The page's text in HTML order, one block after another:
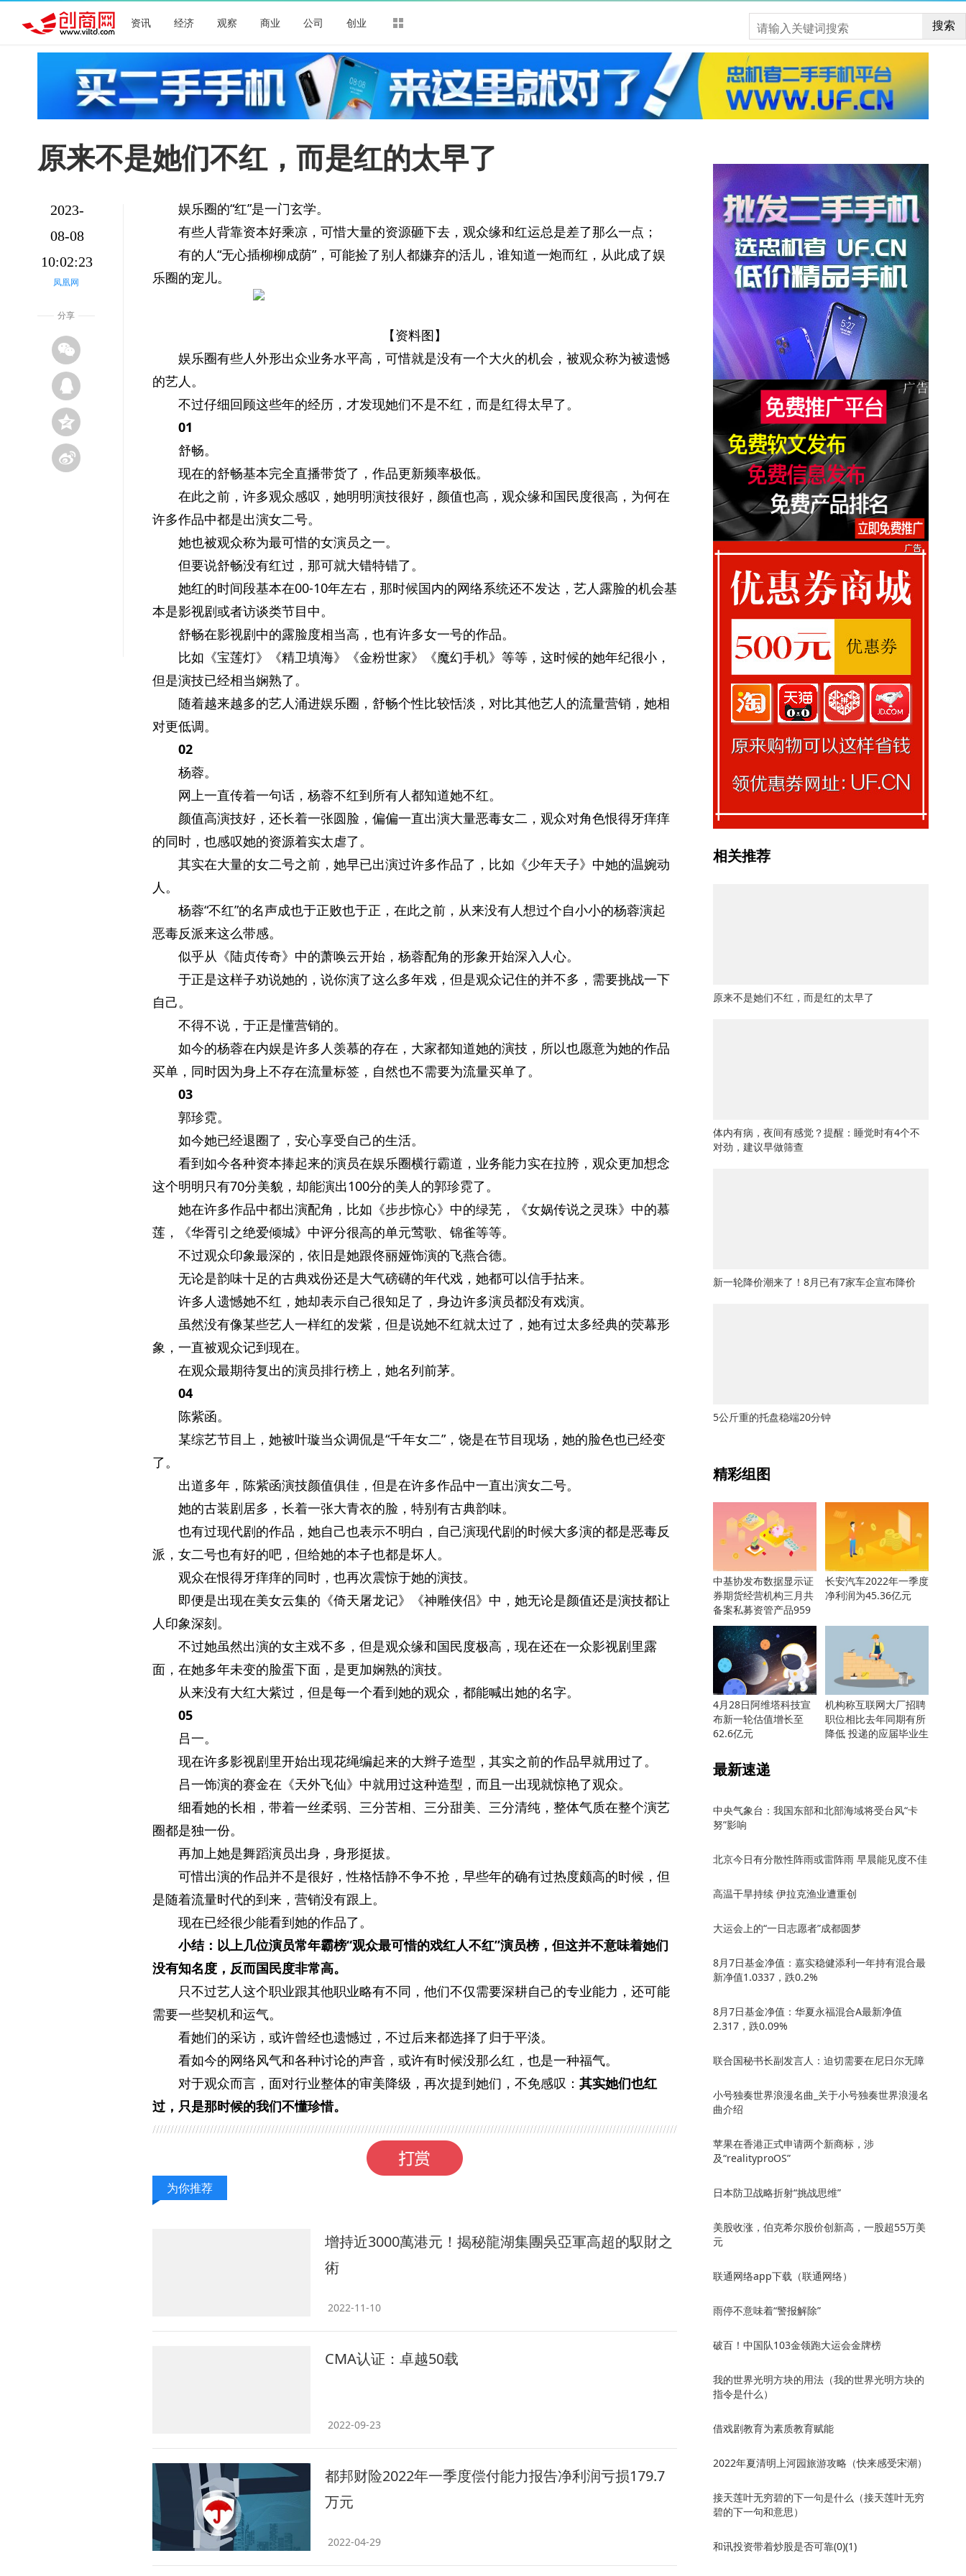
资讯 经济 观察 商业 公司 创业 搜索
原来不是她们不红，而是红的太早了
2023-
08-08
10:02:23
凤凰网
分享
娱乐圈的“红”是一门玄学。
有些人背靠资本好乘凉，可惜大量的资源砸下去，观众缘和红运总是差了那么一点；
有的人“无心插柳柳成荫”，可能捡了别人都嫌弃的活儿，谁知道一炮而红，从此成了娱
乐圈的宠儿。
【资料图】
娱乐圈有些人外形出众业务水平高，可惜就是没有一个大火的机会，被观众称为被遗憾
的艺人。
不过仔细回顾这些年的经历，才发现她们不是不红，而是红得太早了。
01
舒畅。
现在的舒畅基本完全直播带货了，作品更新频率极低。
在此之前，许多观众感叹，她明明演技很好，颜值也高，观众缘和国民度很高，为何在
许多作品中都是出演女二号。
她也被观众称为最可惜的女演员之一。
但要说舒畅没有红过，那可就大错特错了。
她红的时间段基本在00-10年左右，那时候国内的网络系统还不发达，艺人露脸的机会基
本是影视剧或者访谈类节目中。
舒畅在影视剧中的露脸度相当高，也有许多女一号的作品。
比如《宝莲灯》《精卫填海》《金粉世家》《魔幻手机》等等，这时候的她年纪很小，
但是演技已经相当娴熟了。
随着越来越多的艺人涌进娱乐圈，舒畅个性比较恬淡，对比其他艺人的流量营销，她相
对更低调。
02
杨蓉。
网上一直传着一句话，杨蓉不红到所有人都知道她不红。
颜值高演技好，还长着一张圆脸，偏偏一直出演大量恶毒女二，观众对角色恨得牙痒痒
的同时，也感叹她的资源着实太虐了。
其实在大量的女二号之前，她早已出演过许多作品了，比如《少年天子》中她的温婉动
人。
杨蓉“不红”的名声成也于正败也于正，在此之前，从来没有人想过个自小小的杨蓉演起
恶毒反派来这么带感。
似乎从《陆贞传奇》中的萧唤云开始，杨蓉配角的形象开始深入人心。
于正是这样子劝说她的，说你演了这么多年戏，但是观众记住的并不多，需要挑战一下
自己。
不得不说，于正是懂营销的。
如今的杨蓉在内娱是许多人羡慕的存在，大家都知道她的演技，所以也愿意为她的作品
买单，同时因为身上不存在流量标签，自然也不需要为流量买单了。
03
郭珍霓。
如今她已经退圈了，安心享受自己的生活。
看到如今各种资本捧起来的演员在娱乐圈横行霸道，业务能力实在拉胯，观众更加想念
这个明明只有70分美貌，却能演出100分的美人的郭珍霓了。
她在许多作品中都出演配角，比如《步步惊心》中的绿芜，《女娲传说之灵珠》中的慕
莲，《华胥引之绝爱倾城》中评分很高的单元莺歌、锦雀等等。
不过观众印象最深的，依旧是她跟佟丽娅饰演的飞燕合德。
无论是韵味十足的古典戏份还是大气磅礴的年代戏，她都可以信手拈来。
许多人遗憾她不红，她却表示自己很知足了，身边许多演员都没有戏演。
虽然没有像某些艺人一样红的发紫，但是说她不红就太过了，她有过太多经典的荧幕形
象，一直被观众记到现在。
在观众最期待复出的演员排行榜上，她名列前茅。
04
陈紫函。
某综艺节目上，她被叶璇当众调侃是“千年女二”，饶是在节目现场，她的脸色也已经变
了。
出道多年，陈紫函演技颜值俱佳，但是在许多作品中一直出演女二号。
她的古装剧居多，长着一张大青衣的脸，特别有古典韵味。
也有过现代剧的作品，她自己也表示不明白，自己演现代剧的时候大多演的都是恶毒反
派，女二号也有好的吧，但给她的本子也都是坏人。
观众在恨得牙痒痒的同时，也再次震惊于她的演技。
即便是出现在美女云集的《倚天屠龙记》《神雕侠侣》中，她无论是颜值还是演技都让
人印象深刻。
不过她虽然出演的女主戏不多，但是观众缘和国民度极高，现在还在一众影视剧里露
面，在她多年未变的脸蛋下面，是更加娴熟的演技。
从来没有大红大紫过，但是每一个看到她的观众，都能喊出她的名字。
05
吕一。
现在许多影视剧里开始出现花绳编起来的大辫子造型，其实之前的作品早就用过了。
吕一饰演的赛金在《天外飞仙》中就用过这种造型，而且一出现就惊艳了观众。
细看她的长相，带着一丝柔弱、三分苦相、三分甜美、三分清纯，整体气质在整个演艺
圈都是独一份。
再加上她是舞蹈演员出身，身形挺拔。
可惜出演的作品并不是很好，性格恬静不争不抢，早些年的确有过热度颇高的时候，但
是随着流量时代的到来，营销没有跟上。
现在已经很少能看到她的作品了。
小结：以上几位演员常年霸榜“观众最可惜的戏红人不红”演员榜，但这并不意味着她们
没有知名度，反而国民度非常高。
只不过艺人这个职业跟其他职业略有不同，他们不仅需要深耕自己的专业能力，还可能
需要一些契机和运气。
看她们的采访，或许曾经也遗憾过，不过后来都选择了归于平淡。
看如今的网络风气和各种讨论的声音，或许有时候没那么红，也是一种福气。
对于观众而言，面对行业整体的审美降级，再次提到她们，不免感叹： 其实她们也红
过，只是那时候的我们不懂珍惜。
为你推荐
增持近3000萬港元！揭秘龍湖集團吳亞軍高超的馭財之
術
2022-11-10
CMA认证：卓越50载
2022-09-23
都邦财险2022年一季度偿付能力报告净利润亏损179.7
万元
2022-04-29
相关推荐
原来不是她们不红，而是红的太早了
体内有病，夜间有感觉？提醒：睡觉时有4个不
对劲，建议早做筛查
新一轮降价潮来了！8月已有7家车企宣布降价
5公斤重的托盘稳端20分钟
精彩组图
中基协发布数据显示证
券期货经营机构三月共
备案私募资管产品959
只
长安汽车2022年一季度
净利润为45.36亿元
4月28日阿维塔科技宣
布新一轮估值增长至
62.6亿元
机构称互联网大厂招聘
职位相比去年同期有所
降低 投递的应届毕业生
最新速递
中央气象台：我国东部和北部海域将受台风“卡
努”影响
北京今日有分散性阵雨或雷阵雨 早晨能见度不佳
高温干旱持续 伊拉克渔业遭重创
大运会上的“一日志愿者”成都圆梦
8月7日基金净值：嘉实稳健添利一年持有混合最
新净值1.0337，跌0.2%
8月7日基金净值：华夏永福混合A最新净值
2.317，跌0.09%
联合国秘书长副发言人：迫切需要在尼日尔无障
小号独奏世界浪漫名曲_关于小号独奏世界浪漫名
曲介绍
苹果在香港正式申请两个新商标，涉
及“realityproOS”
日本防卫战略折射“挑战思维”
美股收涨，伯克希尔股价创新高，一股超55万美
元
联通网络app下载（联通网络）
雨停不意味着“警报解除”
破百！中国队103金领跑大运会金牌榜
我的世界光明方块的用法（我的世界光明方块的
指令是什么）
借戏剧教育为素质教育赋能
2022年夏清明上河园旅游攻略（快来感受宋潮）
接天莲叶无穷碧的下一句是什么（接天莲叶无穷
碧的下一句和意思）
和讯投资带着炒股是否可靠(0)(1)